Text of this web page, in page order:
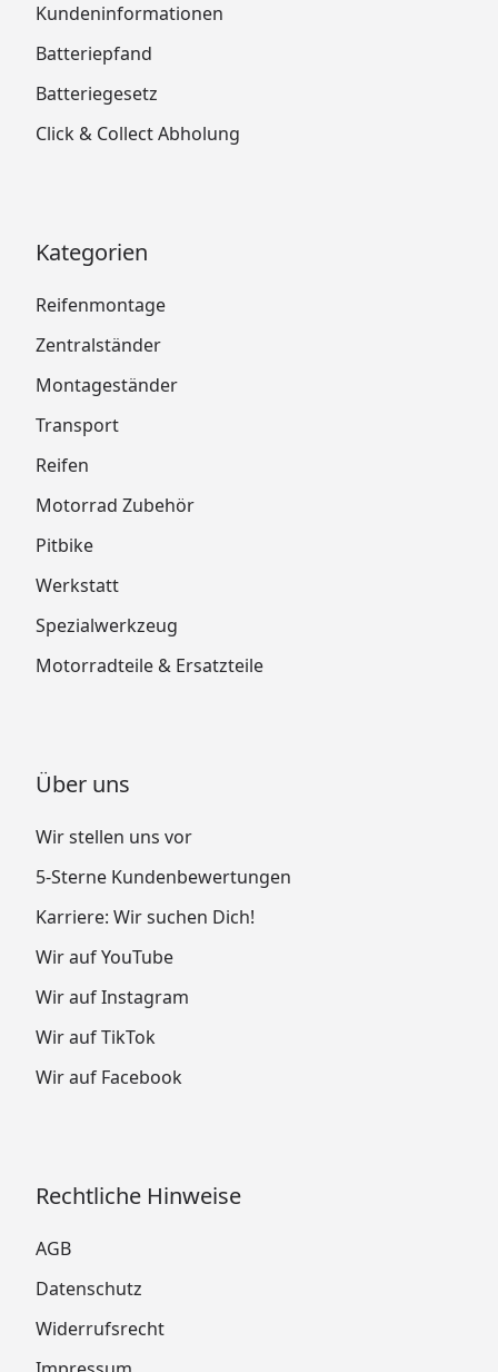
Kundeninformationen
Batteriepfand
Batteriegesetz
Click & Collect Abholung
Kategorien
Reifenmontage
Zentralständer
Montageständer
Transport
Reifen
Motorrad Zubehör
Pitbike
Werkstatt
Spezialwerkzeug
Motorradteile & Ersatzteile
Über uns
Wir stellen uns vor
5-Sterne Kundenbewertungen
Karriere: Wir suchen Dich!
Wir auf YouTube
Wir auf Instagram
Wir auf TikTok
Wir auf Facebook
Rechtliche Hinweise
AGB
Datenschutz
Widerrufsrecht